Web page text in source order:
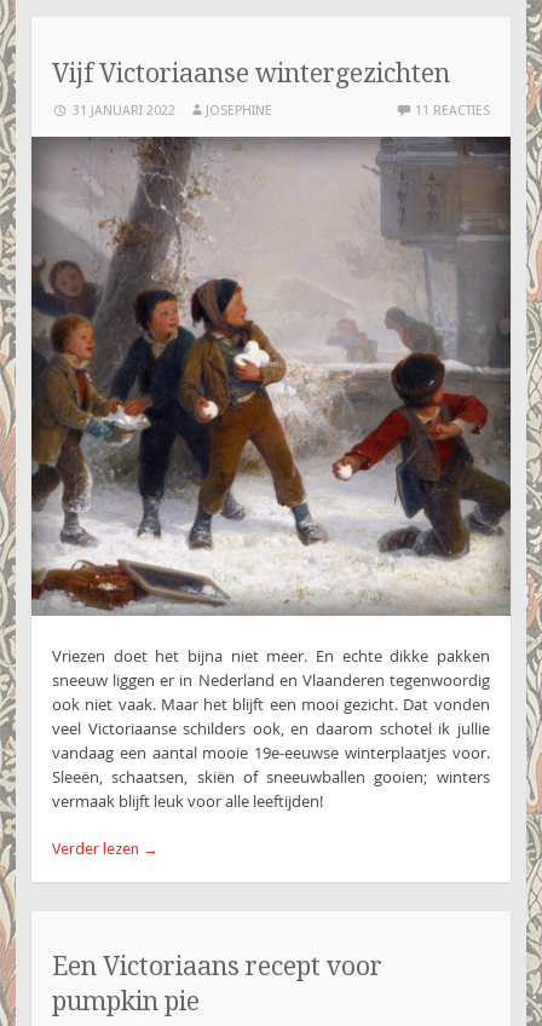
Vijf Victoriaanse wintergezichten
31 JANUARI 2022 JOSEPHINE 11 REACTIES
Vriezen doet het bijna niet meer. En echte dikke pakken
sneeuw liggen er in Nederland en Vlaanderen tegenwoordig
ook niet vaak. Maar het blijft een mooi gezicht. Dat vonden
veel Victoriaanse schilders ook, en daarom schotel ik jullie
vandaag een aantal mooie 19e-eeuwse winterplaatjes voor.
Sleeën, schaatsen, skiën of sneeuwballen gooien; winters
vermaak blijft leuk voor alle leeftijden!
Verder lezen →
Een Victoriaans recept voor
pumpkin pie